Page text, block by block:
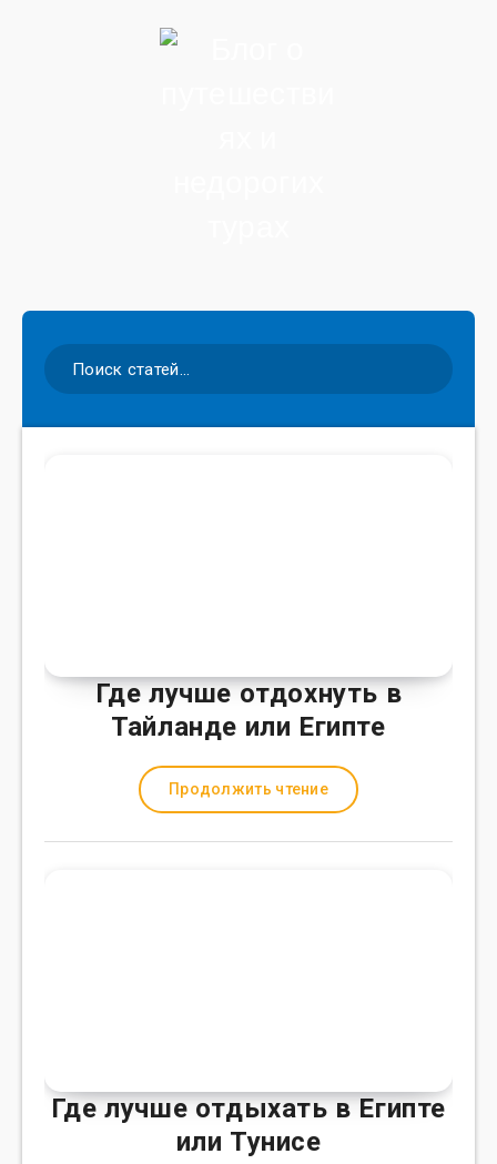
Где лучше отдохнуть в
Тайланде или Египте
Продолжить чтение
Где лучше отдыхать в Египте
или Тунисе